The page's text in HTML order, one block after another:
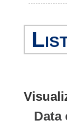
Data